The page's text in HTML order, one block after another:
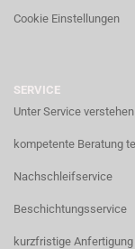
Cookie Einstellungen
SERVICE
Unter Service
kompetente Beratung
Nachschleifservice
Beschichtungsservice
kurzfristige